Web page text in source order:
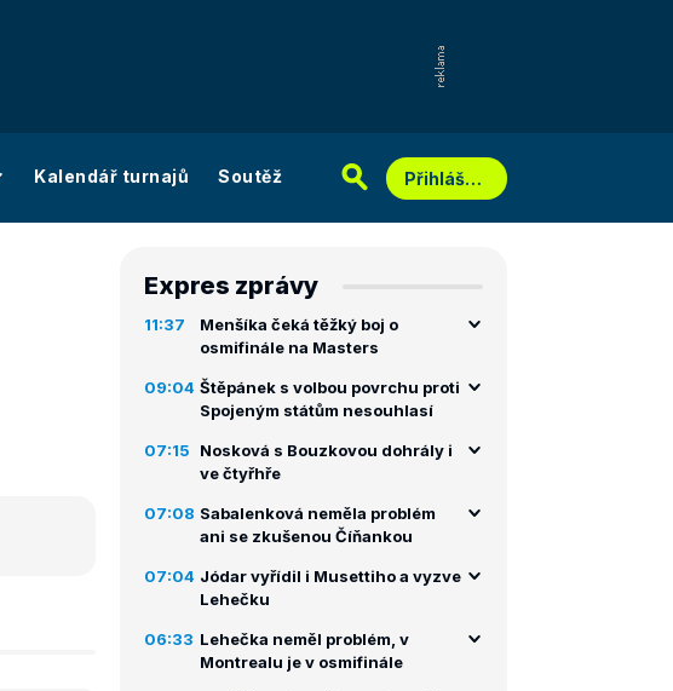
Kalendář turnajů Soutěž Přihlášení
Expres zprávy
11:37
Menšíka čeká těžký boj o
osmifinále na Masters
09:04 Štěpánek s volbou povrchu proti
Spojeným státům nesouhlasí
07:15
Nosková s Bouzkovou dohrály i
ve čtyřhře
07:08 Sabalenková neměla problém
ani se zkušenou Číňankou
07:04 Jódar vyřídil i Musettiho a vyzve
Lehečku
06:33 Lehečka neměl problém, v
Montrealu je v osmifinále